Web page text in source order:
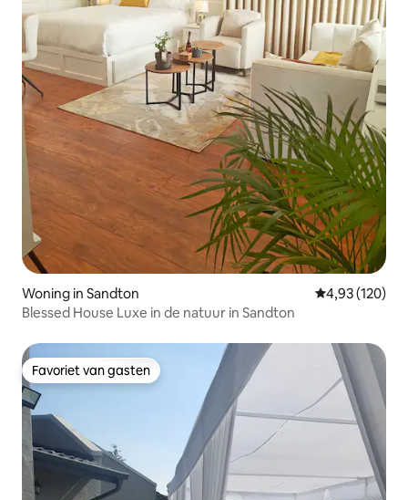
Woning in Sandton Gemiddelde
4,93 (120)
Blessed House Luxe in de natuur in Sandton
Favoriet van gasten
Favoriet van gasten